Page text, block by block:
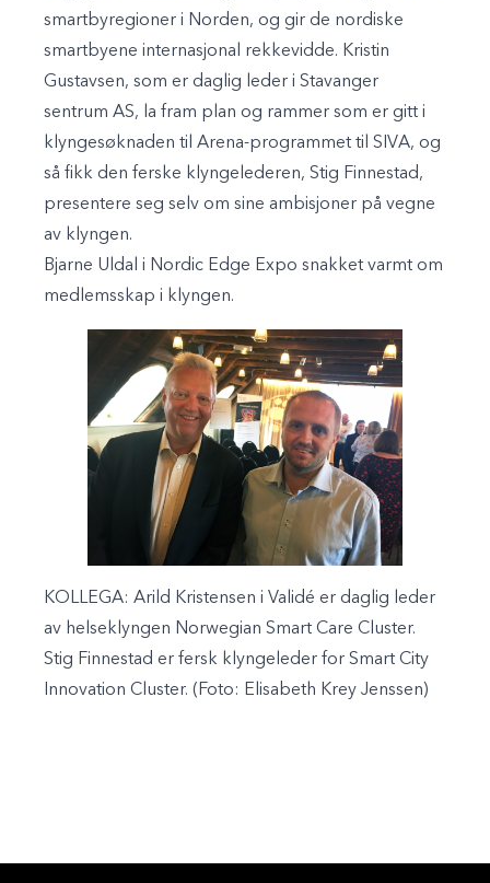
smartbyregioner i Norden, og gir de nordiske
smartbyene internasjonal rekkevidde. Kristin
Gustavsen, som er daglig leder i Stavanger
sentrum AS, la fram plan og rammer som er gitt i
klyngesøknaden til Arena-programmet til SIVA, og
så fikk den ferske klyngelederen, Stig Finnestad,
presentere seg selv om sine ambisjoner på vegne
av klyngen.
Bjarne Uldal i Nordic Edge Expo snakket varmt om
medlemsskap i klyngen.
KOLLEGA: Arild Kristensen i Validé er daglig leder
av helseklyngen Norwegian Smart Care Cluster.
Stig Finnestad er fersk klyngeleder for Smart City
Innovation Cluster. (Foto: Elisabeth Krey Jenssen)